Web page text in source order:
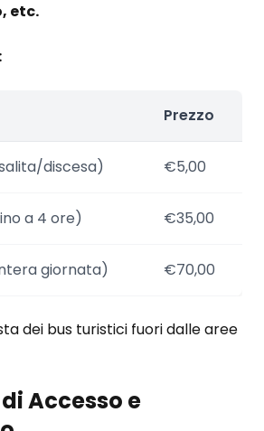
etc.
Prezzo
discesa) €5,00
a 4 ore) €35,00
giornata) €70,00
dei bus turistici fuori dalle aree
Accesso e